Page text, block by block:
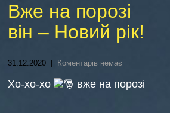
Вже на порозі
він – Новий рік!
31.12.2020 Коментарів немає
Хо-хо-хо
вже на порозі